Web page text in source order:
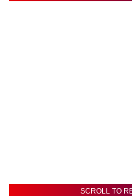
SCROLL TO